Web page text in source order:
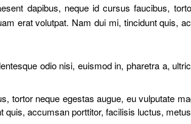
dapibus, neque id cursus faucibus,
erat volutpat. Nam dui mi, tincidunt quis,
odio nisi, euismod in, pharetra a,
tortor neque egestas augue, eu vulputate
quis, accumsan porttitor, facilisis luctus,